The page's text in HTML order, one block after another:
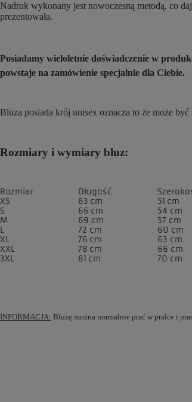
Nadruk wykonany jest nowoczesną metodą, co
prezentowała.
Posiadamy wieloletnie doświadczenie w
powstaje na zamówienie specjalnie dla Ciebie.
Bluza posiada krój unisex oznacza to że może
Rozmiary i wymiary bluz:
Rozmiar Długość
XS
63 cm
51 cm
S
66 cm
54 cm
M
69 cm
57 cm
L
72 cm
60 cm
XL
76 cm
63 cm
XXL
78 cm
66 cm
3XL
81 cm 70 cm
INFORMACJA: Bluzę można normalnie prać w pralce i